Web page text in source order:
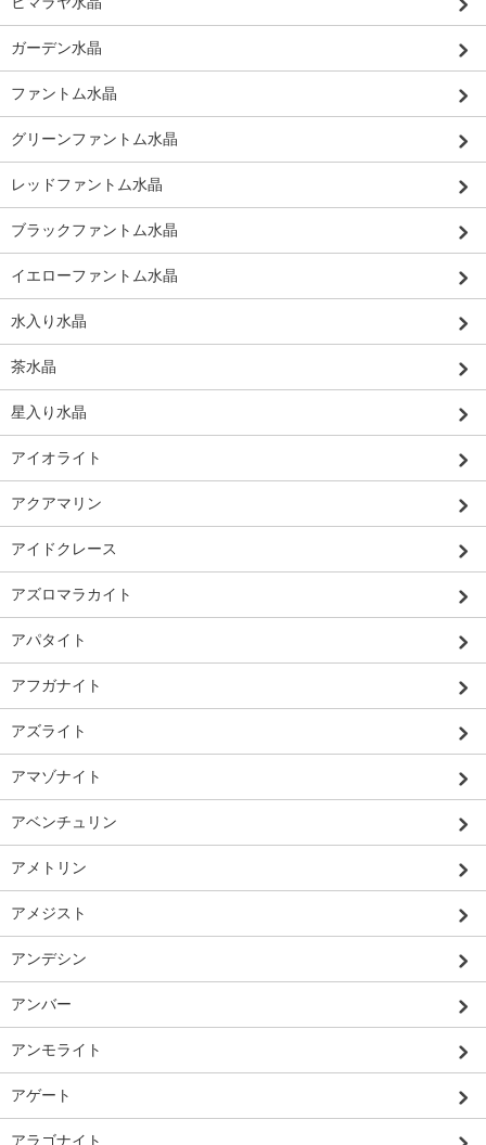
ガーデン水晶
ファントム水晶
グリーンファントム水晶
レッドファントム水晶
ブラックファントム水晶
イエローファントム水晶
水入り水晶
茶水晶
星入り水晶
アイオライト
アクアマリン
アイドクレース
アズロマラカイト
アパタイト
アフガナイト
アズライト
アマゾナイト
アベンチュリン
アメトリン
アメジスト
アンデシン
アンバー
アンモライト
アゲート
アラゴナイト